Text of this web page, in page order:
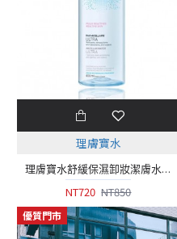
理膚寶水
理膚寶水舒緩保濕卸妝潔膚水 400ml
NT720 NT850
優質門市